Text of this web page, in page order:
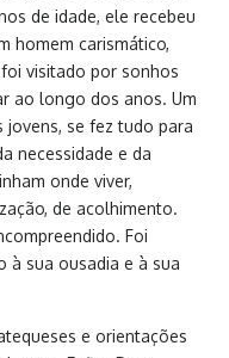
de idade, ele recebeu
homem carismático,
visitado por sonhos
ao longo dos anos. Um
jovens, se fez tudo para
necessidade e da
onde viver,
de acolhimento.
Foi
à sua ousadia e à sua
e orientações